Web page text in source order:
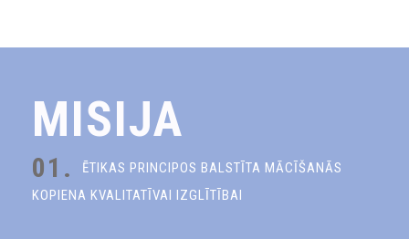
MISIJA
01.
ĒTIKAS PRINCIPOS BALSTĪTA MĀCĪŠANĀS
KOPIENA KVALITATĪVAI IZGLĪTĪBAI